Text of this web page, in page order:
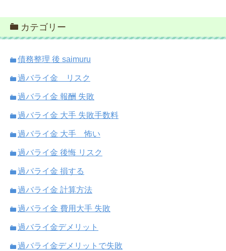
カテゴリー
債務整理 後 saimuru
過バライ金 リスク
過バライ金 報酬 失敗
過バライ金 大手 失敗手数料
過バライ金 大手 怖い
過バライ金 後悔 リスク
過バライ金 損する
過バライ金 計算方法
過バライ金 費用大手 失敗
過バライ金デメリット
過バライ金デメリットで失敗